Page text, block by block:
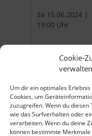
Cookie-
verwalten
Um dir ein optimales
Cookies, um
zuzugreifen. Wenn du
wie das Surfverhalten oder
verarbeiten. Wenn du deine
können bestimmte
Sa 15.06.2024 |
19:00 Uhr
Sa 16.11.2024 |
19:30 Uhr
Kontakt und